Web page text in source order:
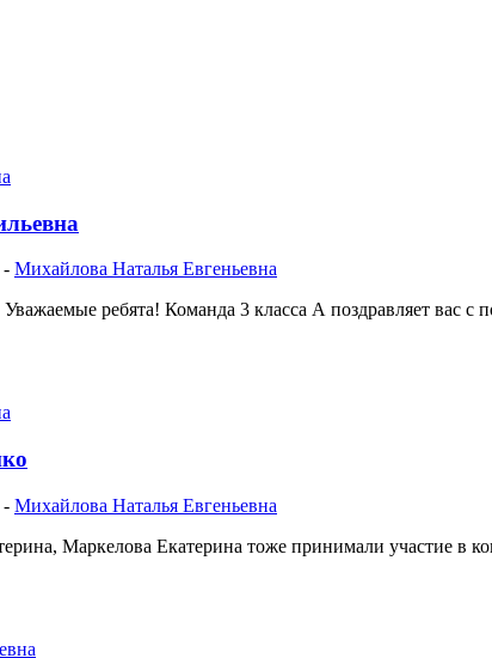
- Михайлова Наталья Евгеньевна
ребята! Команда 3 класса А поздравляет вас с
- Михайлова Наталья Евгеньевна
Маркелова Екатерина тоже принимали участие в